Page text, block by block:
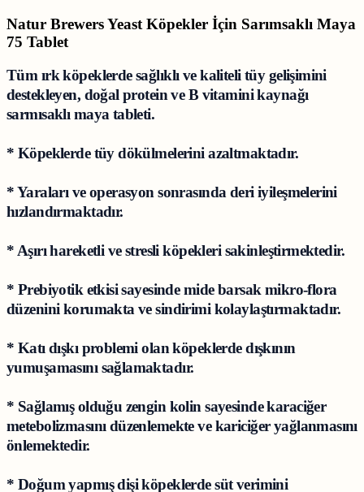
Natur Brewers Yeast Köpekler İçin Sarımsaklı Maya
75 Tablet
Tüm ırk köpeklerde sağlıklı ve kaliteli tüy gelişimini
destekleyen, doğal protein ve B vitamini kaynağı
sarmısaklı maya tableti.
* Köpeklerde tüy dökülmelerini azaltmaktadır.
* Yaraları ve operasyon sonrasında deri iyileşmelerini
hızlandırmaktadır.
* Aşırı hareketli ve stresli köpekleri sakinleştirmektedir.
* Prebiyotik etkisi sayesinde mide barsak mikro-flora
düzenini korumakta ve sindirimi kolaylaştırmaktadır.
* Katı dışkı problemi olan köpeklerde dışkının
yumuşamasını sağlamaktadır.
* Sağlamış olduğu zengin kolin sayesinde karaciğer
metebolizmasını düzenlemekte ve kariciğer yağlanmasını
önlemektedir.
* Doğum yapmış dişi köpeklerde süt verimini